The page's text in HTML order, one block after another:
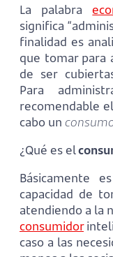
La palabra
significa
finalidad es
que tomar para
de ser
Para
recomendable
cabo un
¿Qué es el
Básicamente
capacidad de
atendiendo a la
consumidor
caso a las